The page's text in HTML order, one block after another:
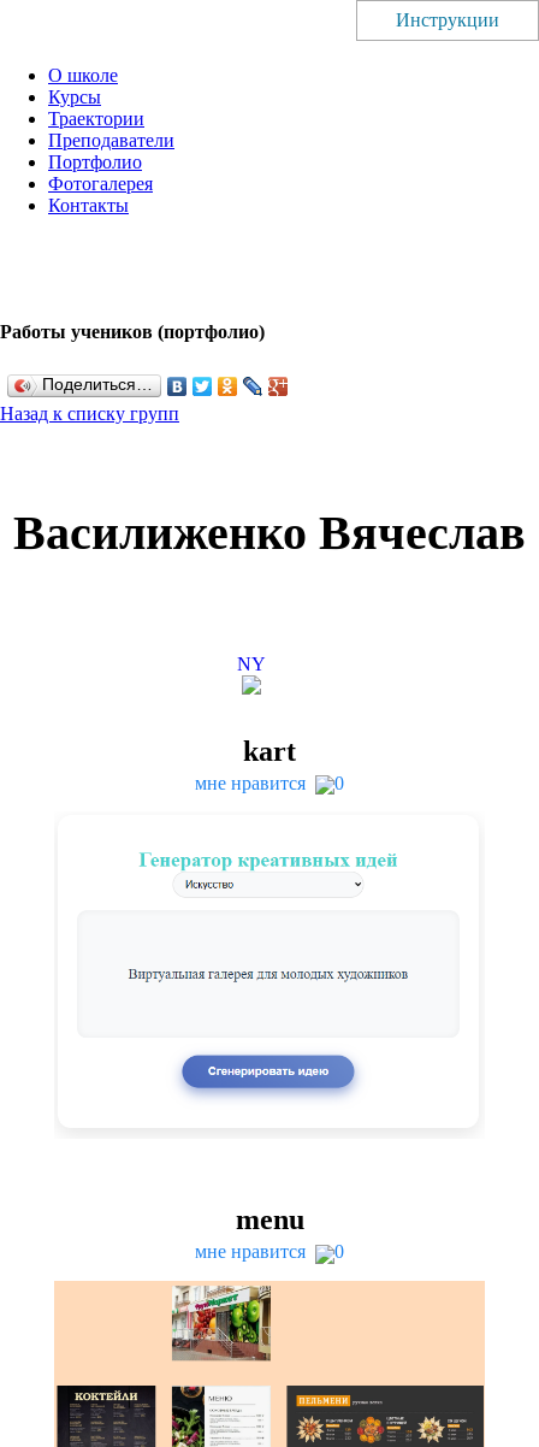
О школе
Курсы
Траектории
Преподаватели
Портфолио
Фотогалерея
Контакты
Работы учеников (портфолио)
Поделиться…
Назад к списку групп
Инструкции
Василиженко Вячеслав
NY
kart
мне нравится 0
menu
мне нравится 0